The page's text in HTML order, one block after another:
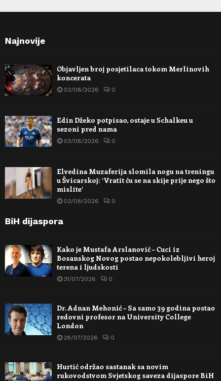
Najnovije
Objavljen broj posjetilaca tokom Merlinovih
koncerata
03/08/2026 0
Edin Džeko potpisao, ostaje u Schalkeu u
sezoni pred nama
03/08/2026 0
Elvedina Muzaferija slomila nogu na treningu
u Švicarskoj: ‘Vratit ću se na skije prije nego što
mislite’
03/08/2026 0
BiH dijaspora
Kako je Mustafa Arslanović – Cuci iz
Bosanskog Novog postao nepokolebljivi heroj
terena i ljudskosti
31/07/2026 0
Dr. Adnan Mehonić – Sa samo 39 godina postao
redovni profesor na University College
London
28/07/2026 0
Hurtić održao sastanak sa novim
rukovodstvom Svjetskog saveza dijaspore BiH